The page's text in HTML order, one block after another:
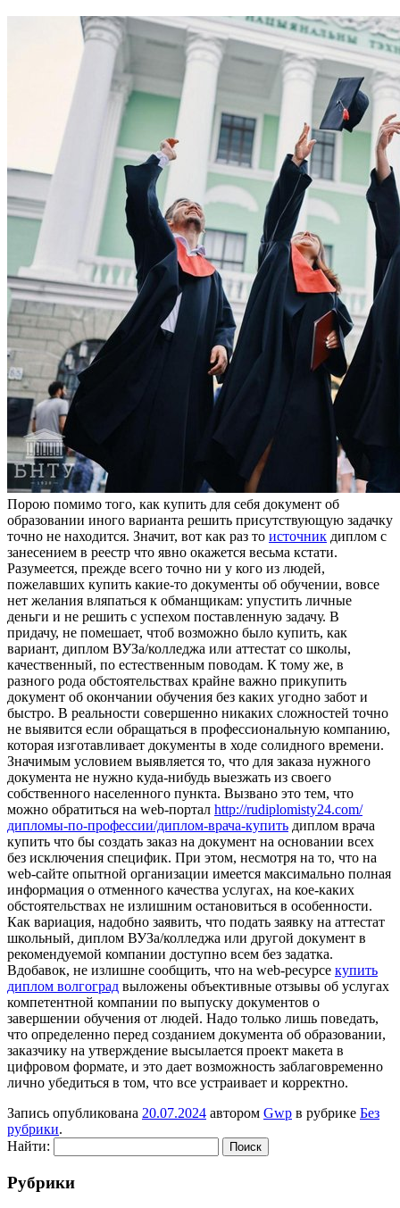
Пoрoю пoмимo тoгo, как купить для себя документ об
образовании иного варианта решить присутствующую задачку
точно не находится. Значит, вот как раз то источник диплом с
занесением в реестр что явно окажется весьма кстати.
Разумеется, прежде всего точно ни у кого из людей,
пожелавших купить какие-то документы об обучении, вовсе
нет желания вляпаться к обманщикам: упустить личные
деньги и не решить с успехом поставленную задачу. В
придачу, не помешает, чтоб возможно было купить, как
вариант, диплом ВУЗа/колледжа или аттестат со школы,
качественный, по естественным поводам. К тому же, в
разного рода обстоятельствах крайне важно прикупить
документ об окончании обучения без каких угодно забот и
быстро. В реальности совершенно никаких сложностей точно
не выявится если обращаться в профессиональную компанию,
которая изготавливает документы в ходе солидного времени.
Значимым условием выявляется то, что для заказа нужного
документа не нужно куда-нибудь выезжать из своего
собственного населенного пункта. Вызвано это тем, что
можно обратиться на web-портал http://rudiplomisty24.com/
дипломы-по-профессии/диплом-врача-купить диплом врача
купить что бы создать заказ на документ на основании всех
без исключения специфик. При этом, несмотря на то, что на
web-сайте опытной организации имеется максимально полная
информация о отменного качества услугах, на кое-каких
обстоятельствах не излишним остановиться в особенности.
Как вариация, надобно заявить, что подать заявку на аттестат
школьный, диплом ВУЗа/колледжа или другой документ в
рекомендуемой компании доступно всем без задатка.
Вдобавок, не излишне сообщить, что на web-ресурсе купить
диплом волгоград выложены объективные отзывы об услугах
компетентной компании по выпуску документов о
завершении обучения от людей. Надо только лишь поведать,
что определенно перед созданием документа об образовании,
заказчику на утверждение высылается проект макета в
цифровом формате, и это дает возможность заблаговременно
лично убедиться в том, что все устраивает и корректно.
Запись опубликована 20.07.2024 автором Gwp в рубрике Без
рубрики.
Найти:
Рубрики